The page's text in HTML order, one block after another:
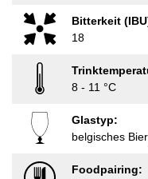
Bitterkeit
18
8 - 11 °C
Glastyp:
belgisches
Foodpairing: